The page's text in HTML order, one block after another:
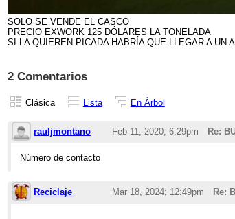
SOLO SE VENDE EL CASCO
PRECIO EXWORK 125 DÓLARES LA TONELADA
SI LA QUIEREN PICADA HABRÍA QUE LLEGAR A UN
2 Comentarios
Clásica Lista En Árbol
rauljmontano Feb 11, 2020; 6:29pm Re:
Número de contacto
Reciclaje Mar 18, 2024; 12:49pm Re: